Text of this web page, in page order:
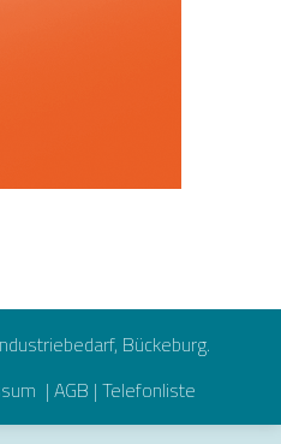
Bückeburg.
| AGB | Telefonliste